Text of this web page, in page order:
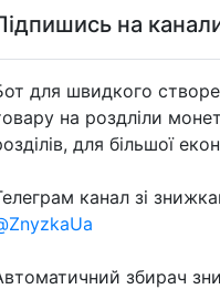
телеграм каналі:
на
для швидкого
на роздліли
для більшої
канал зі
збирач